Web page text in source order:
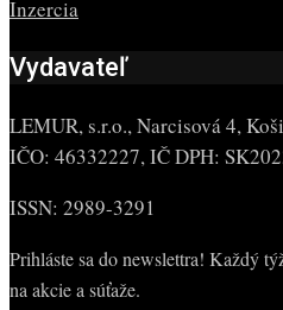
Inzercia
Vydavateľ
LEMUR, s.r.o., Narcisová 4,
IČO: 46332227, IČ DPH:
ISSN: 2989-3291
Prihláste sa do newslettra! Každý
na akcie a súťaže.